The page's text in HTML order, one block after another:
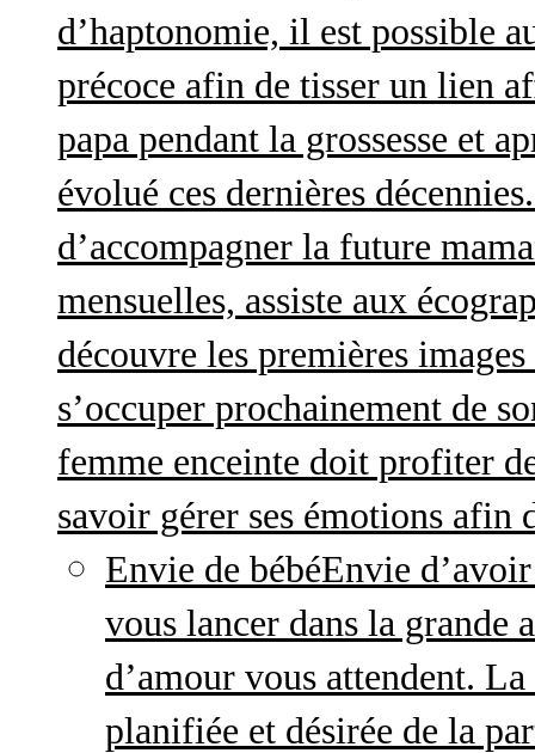
d’haptonomie, il est possible
précoce afin de tisser un lien
papa pendant la grossesse et
évolué ces dernières
d’accompagner la future
mensuelles, assiste aux
découvre les premières
s’occuper prochainement de
femme enceinte doit profiter
savoir gérer ses émotions
Envie de bébéEnvie
vous lancer dans la grande
d’amour vous attendent.
planifiée et désirée de la